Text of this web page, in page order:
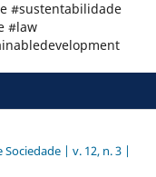
#sustentabilidade
#law
| v. 12, n. 3 |